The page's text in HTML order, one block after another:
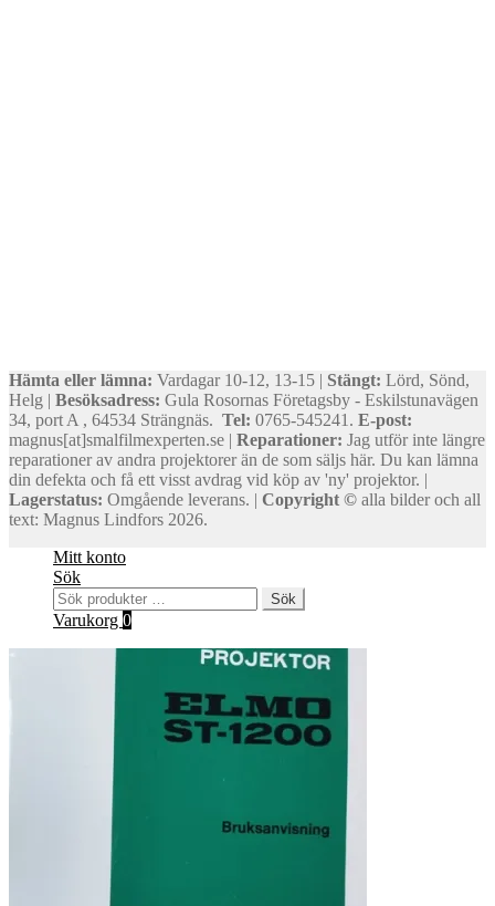
Hämta eller lämna: Vardagar 10-12, 13-15 | Stängt: Lörd, Sönd,
Helg | Besöksadress: Gula Rosornas Företagsby - Eskilstunavägen
34, port A , 64534 Strängnäs. Tel: 0765-545241. E-post:
magnus[at]smalfilmexperten.se | Reparationer: Jag utför inte längre
reparationer av andra projektorer än de som säljs här. Du kan lämna
din defekta och få ett visst avdrag vid köp av 'ny' projektor. |
Lagerstatus: Omgående leverans. | Copyright © alla bilder och all
text: Magnus Lindfors 2026.
Mitt konto
Sök
Sök
efter:
Sök
Varukorg 0